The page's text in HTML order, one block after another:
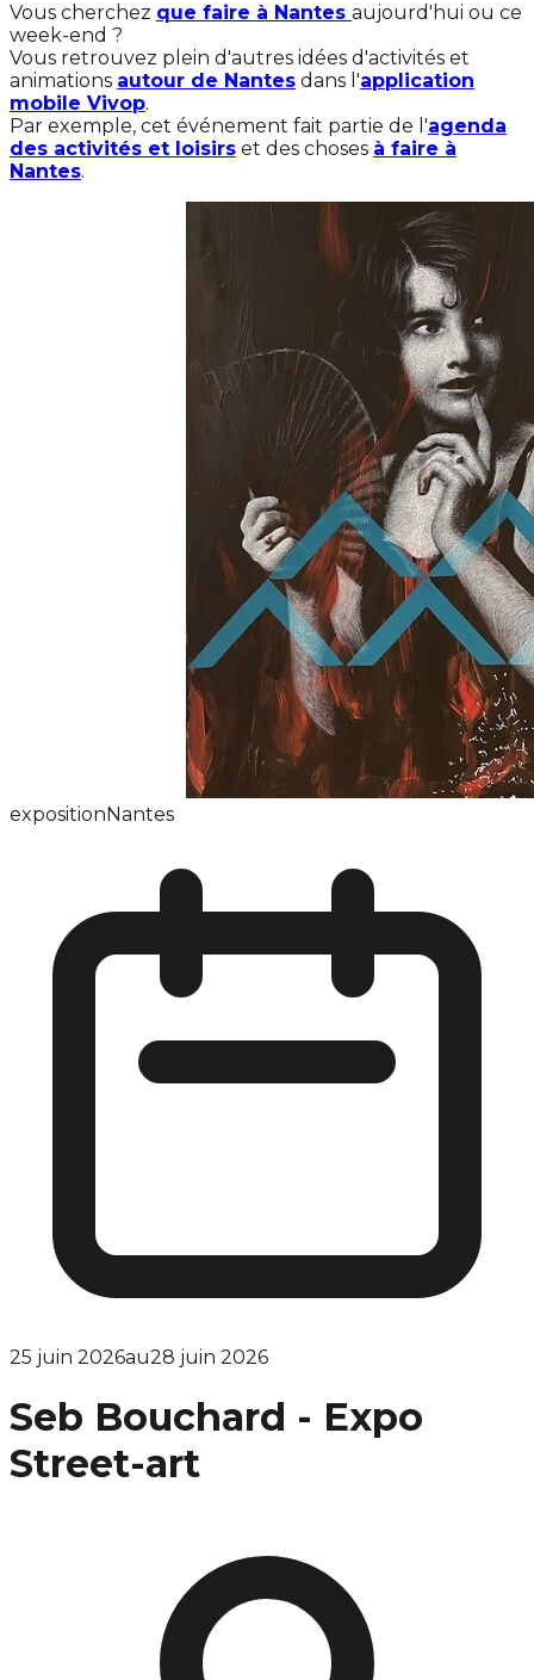
Vous cherchez que faire à Nantes aujourd'hui ou ce
week-end ?
Vous retrouvez plein d'autres idées d'activités et
animations autour de Nantes dans l'application
mobile Vivop.
Par exemple, cet événement fait partie de l'agenda
des activités et loisirs et des choses à faire à
Nantes.
expositionNantes
25 juin 2026au28 juin 2026
Seb Bouchard - Expo
Street-art